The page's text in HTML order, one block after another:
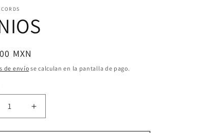
/
r
e
g
ó
MXN
de envío se calculan en la pantalla de pago.
Aumentar
cantidad